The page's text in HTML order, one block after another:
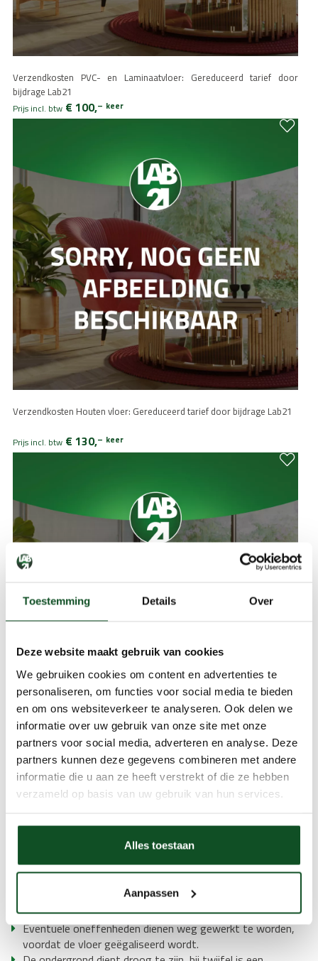
Toestemming Details Over
Deze website maakt gebruik van cookies
We gebruiken cookies om content en advertenties te
personaliseren, om functies voor social media te bieden
en om ons websiteverkeer te analyseren. Ook delen we
informatie over uw gebruik van onze site met onze
partners voor social media, adverteren en analyse. Deze
partners kunnen deze gegevens combineren met andere
informatie die u aan ze heeft verstrekt of die ze hebben
verzameld op basis van uw gebruik van hun services.
Alles toestaan
Aanpassen
Verzendkosten PVC- en Laminaatvloer: Gereduceerd tarief door
bijdrage Lab21
Prijs incl. btw € 100,– keer
Verzendkosten Houten vloer: Gereduceerd tarief door bijdrage Lab21
Prijs incl. btw € 130,– keer
Risico's die kunnen ontstaan als uw vloer gelegd wordt door
een onervaren partij:
Foutieve ondervloer
Er is te veel lijm gebruikt
De naden zijn zichtbaar
De egalinelaag is niet correct aangebracht
Alle ruimtes dienen leeg en schoon te zijn.
Eventuele oneffenheden dienen weg gewerkt te worden,
voordat de vloer geëgaliseerd wordt.